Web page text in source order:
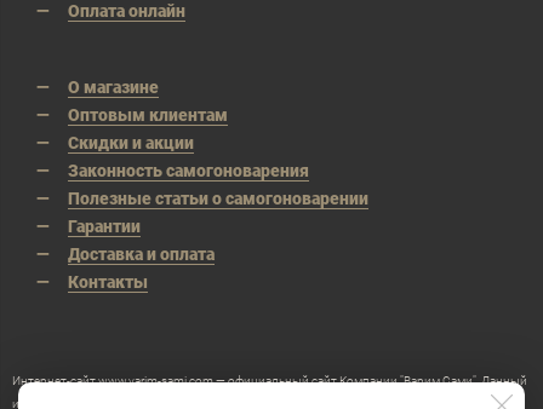
Оплата онлайн
О магазине
Оптовым клиентам
Скидки и акции
Законность самогоноварения
Полезные статьи о самогоноварении
Гарантии
Доставка и оплата
Контакты
Интернет-сайт www.varim-sami.com — официальный сайт Компании "Варим Сами". Данный
интернет-сайт носит исключительно информационный характер и ни при каких условиях